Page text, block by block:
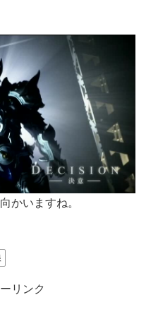
かいますね。
リンク